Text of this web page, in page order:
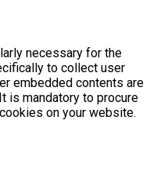
necessary for the
to collect user
embedded contents are
is mandatory to procure
on your website.